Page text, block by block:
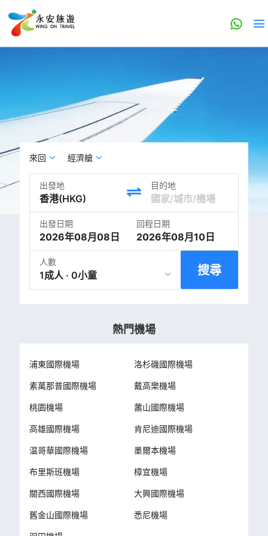
來回 經濟艙
出發地 目的地
出發日期
2026年08月08日
回程日期
2026年08月10日
人數
1成人 · 0小童 搜尋
熱門機場
浦東國際機場 洛杉磯國際機場
素萬那普國際機場 戴高樂機場
桃園機場 蕭山國際機場
高雄國際機場 肯尼迪國際機場
温哥華國際機場 墨爾本機場
布里斯班機場 樟宜機場
關西國際機場 大興國際機場
舊金山國際機場 悉尼機場